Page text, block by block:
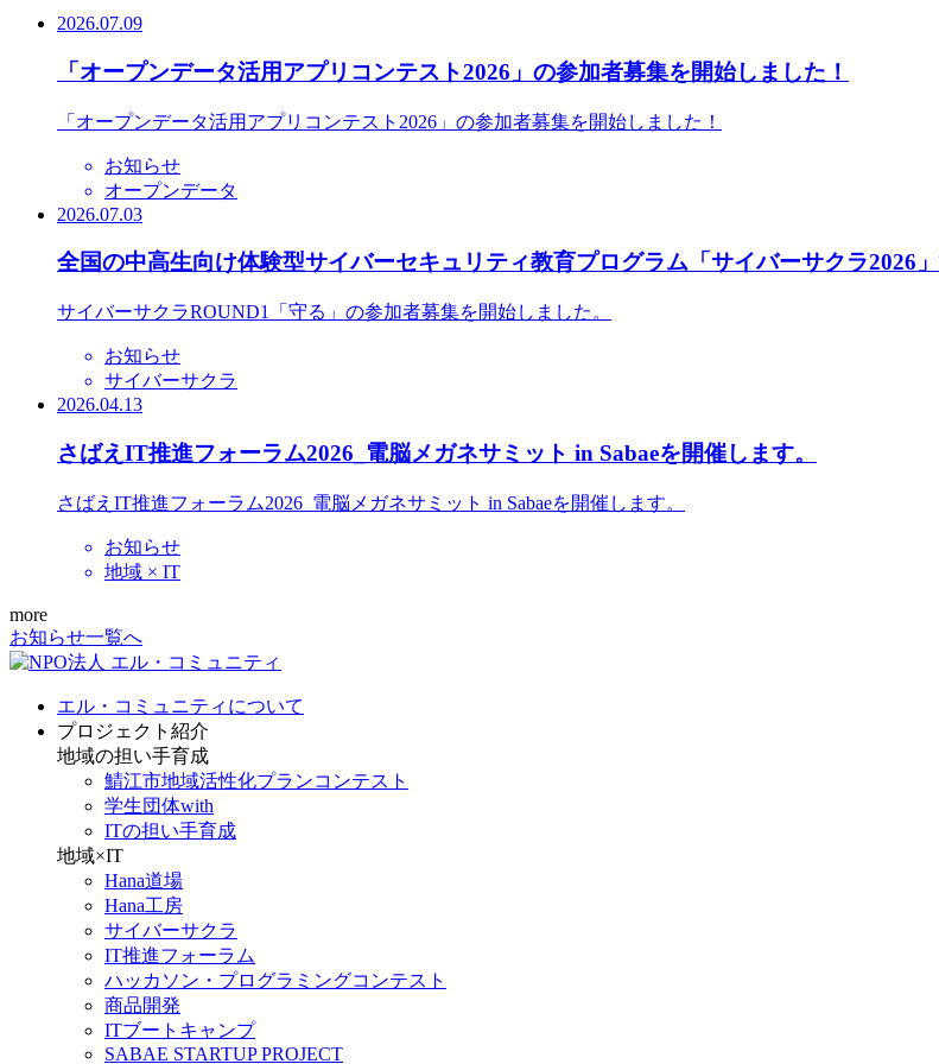
2026.07.09
「オープンデータ活用アプリコンテスト2026」の参加者募集を開始しました！
「オープンデータ活用アプリコンテスト2026」の参加者募集を開始しました！
お知らせ
オープンデータ
2026.07.03
全国の中高生向け体験型サイバーセキュリティ教育プログラム「サイバーサクラ2026
サイバーサクラROUND1「守る」の参加者募集を開始しました。
お知らせ
サイバーサクラ
2026.04.13
さばえIT推進フォーラム2026_電脳メガネサミット in Sabaeを開催します。
さばえIT推進フォーラム2026_電脳メガネサミット in Sabaeを開催します。
お知らせ
地域 × IT
more
お知らせ一覧へ
エル・コミュニティについて
プロジェクト紹介
地域の担い手育成
鯖江市地域活性化プランコンテスト
学生団体with
ITの担い手育成
地域×IT
Hana道場
Hana工房
サイバーサクラ
IT推進フォーラム
ハッカソン・プログラミングコンテスト
商品開発
ITブートキャンプ
SABAE STARTUP PROJECT